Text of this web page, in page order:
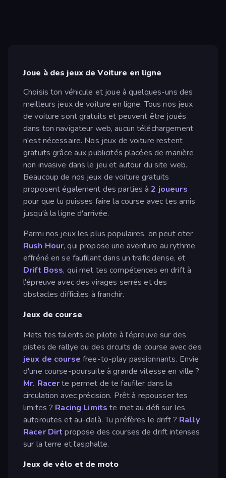
Joue à des jeux de Voiture en ligne
Choisis ton véhicule et joue à quelques-uns des
meilleurs jeux de voiture en ligne. Tous nos jeux
de voiture sont gratuits et peuvent être joués
dans ton navigateur web, aucun téléchargement
n'est nécessaire. Nos jeux de voiture restent
gratuits grâce aux publicités placées de manière
non invasive dans le jeu et autour du site web.
Beaucoup de nos jeux de voiture gratuits
proposent également des parties à2 joueurs
pour que tu puisses faire la course avec tes amis
jusqu'à la ligne d'arrivée.
Parmi nos jeux les plus populaires, on peut citer
Rush Hour, qui propose une aventure au rythme
effréné en se faufilant dans un trafic dense, et
Drift Boss, qui met tes compétences en drift à
l'épreuve avec des virages serrés et des
obstacles difficiles à franchir.
Jeux de course
Mets tes talents de pilote à l'épreuve sur des
pistes de rallye ou des circuits de course avec des
jeux de course free-to-play passionnants. Envie
d'une course-poursuite à grande vitesse en ville ?
Mr. Racerte permet de te faufiler dans la
circulation avec précision. Prêt à repousser tes
limites ? Racing Limits te met au défi sur les
autoroutes et au-delà. Tu préfères le drift ? Rally
Racer Dirt propose des courses de drift intenses
sur la terre et l'asphalte.
Jeux de vélo et de moto